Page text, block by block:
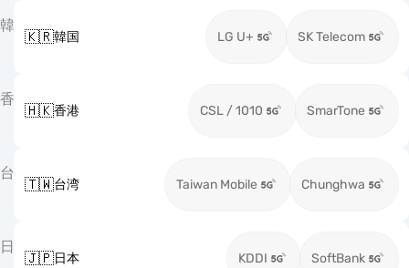
韓
🇰🇷韓国 LG U+ SK Telecom
香
🇭🇰香港 CSL / 1010 SmarTone
台
🇹🇼台湾 Taiwan Mobile Chunghwa
日
🇯🇵日本 KDDI SoftBank